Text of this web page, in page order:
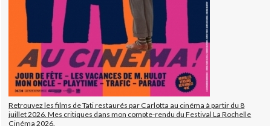
Retrouvez les films de Tati restaurés par Carlotta au cinéma à partir du 8
juillet 2026. Mes critiques dans mon compte-rendu du Festival La Rochelle
Cinéma 2026.